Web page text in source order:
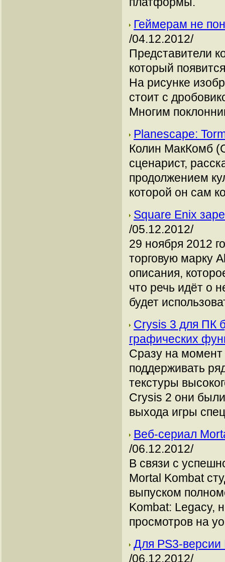
Геймерам не
/04.12.2012/
Представители
который
На рисунке
стоит с
Многим
Planescape:
Колин МакКомб
сценарист,
продолжением
которой он сам
Square Enix
/05.12.2012/
29 ноября 2012
торговую марку
описания,
что речь идёт о
будет
Crysis 3 для ПК
графических
Сразу на момент
поддерживать
текстуры
Crysis 2 они
выхода игры
Веб-сериал
/06.12.2012/
В связи с
Mortal Kombat
выпуском
Kombat: Legacy,
просмотров на
Для PS3-версии
/06.12.2012/